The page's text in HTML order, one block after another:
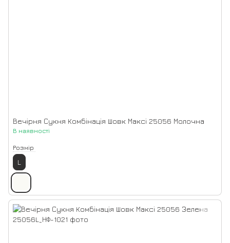
Вечірня Сукня Комбінація Шовк Максі 25056 Молочна
В наявності
Розмір
L